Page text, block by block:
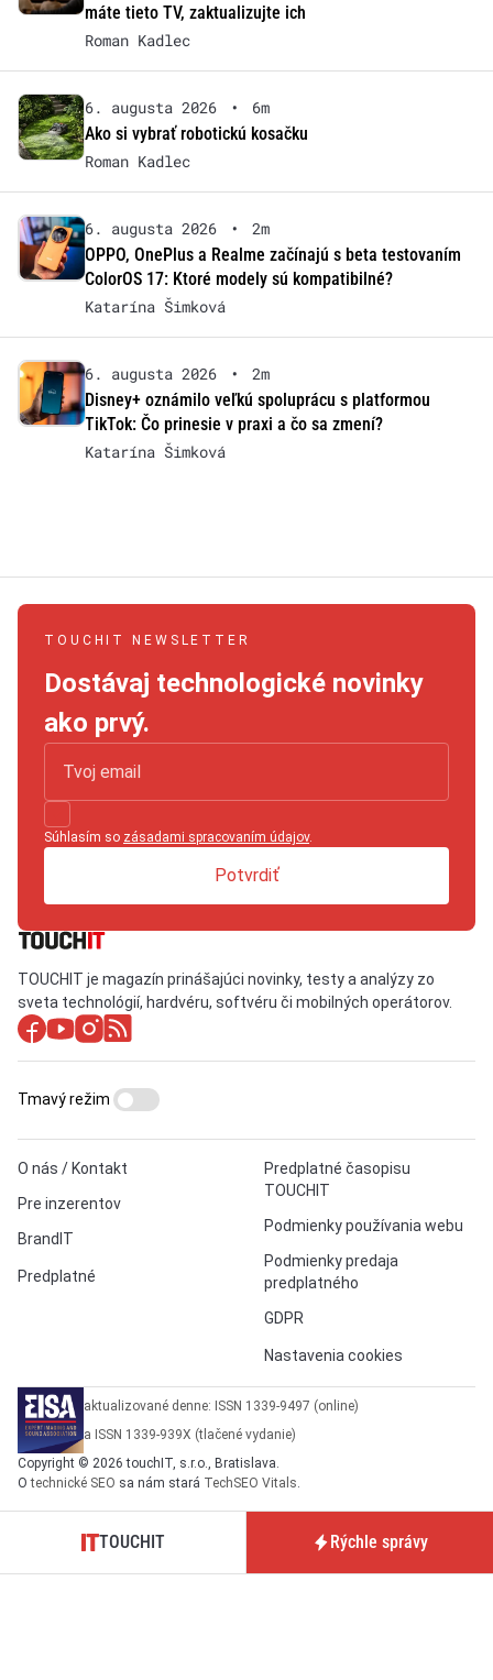
máte tieto TV, zaktualizujte ich
Roman Kadlec
6. augusta 2026 •
6m
Ako si vybrať robotickú kosačku
Roman Kadlec
6. augusta 2026 •
2m
OPPO, OnePlus a Realme začínajú s beta testovaním
ColorOS 17: Ktoré modely sú kompatibilné?
Katarína Šimková
6. augusta 2026 •
2m
Disney+ oznámilo veľkú spoluprácu s platformou
TikTok: Čo prinesie v praxi a čo sa zmení?
Katarína Šimková
TOUCHIT NEWSLETTER
Dostávaj technologické novinky
ako prvý.
Súhlasím so zásadami spracovaním údajov.
Potvrdiť
TOUCHIT je magazín prinášajúci novinky, testy a analýzy zo
sveta technológií, hardvéru, softvéru či mobilných operátorov.
O nás / Kontakt
Pre inzerentov
BrandIT
Predplatné
Predplatné časopisu
TOUCHIT
Podmienky používania webu
Podmienky predaja
predplatného
GDPR
Nastavenia cookies
Tmavý režim
aktualizované denne: ISSN 1339-9497 (online)
a ISSN 1339-939X (tlačené vydanie)
Copyright © 2026 touchIT, s.r.o., Bratislava.
Otechnické SEO sa nám stará TechSEO Vitals
TOUCHIT Rýchle správy